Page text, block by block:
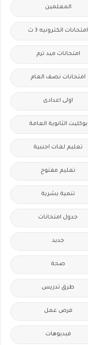
المعلمين
امتحانات الكترونيه 3 ث
امتحانات ميد ترم
امتحانات نصف العام
اولى اعدادى
بوكليت الثانوية العامة
تعليم لغات اجنبية
تعليم مفتوح
تنمية بشرية
جدول امتحانات
جديد
صحة
طرق تدريس
فرص عمل
فيديوهات